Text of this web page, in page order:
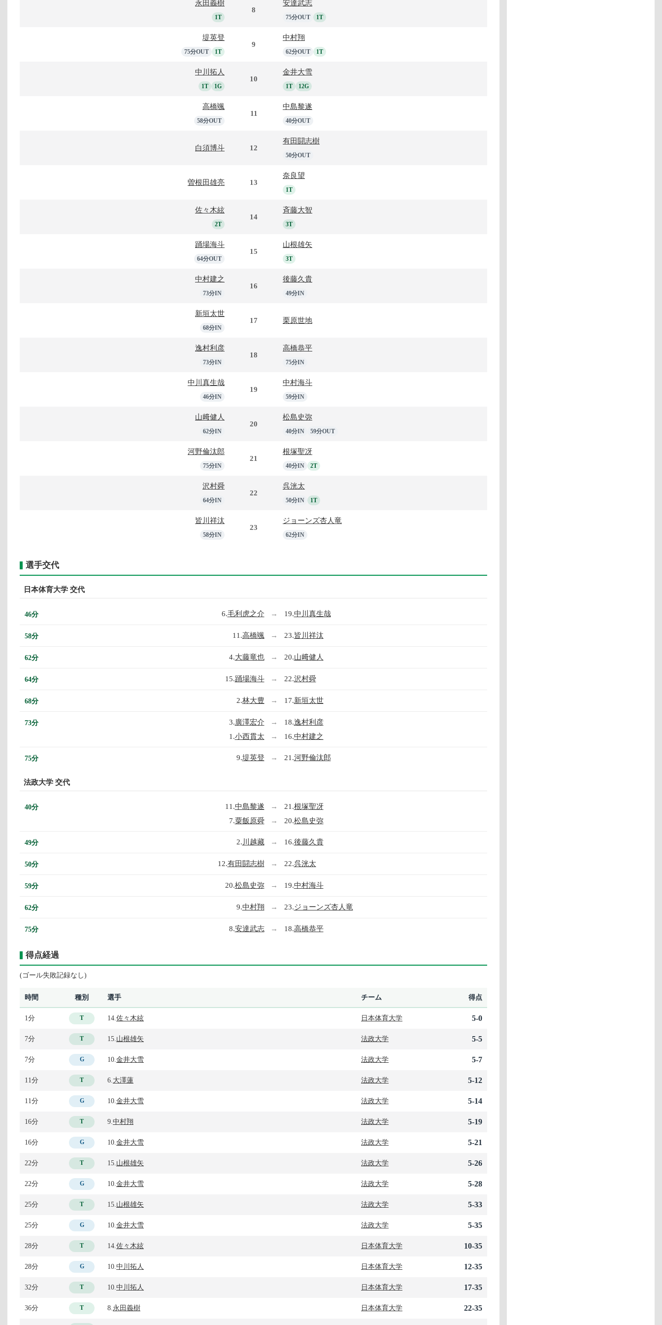
永田義樹
1T
8
安達武志
75分OUT 1T
堤英登
75分OUT 1T
9
中村翔
62分OUT 1T
中川拓人
1T 1G
10
金井大雪
1T 12G
高橋颯
58分OUT
11
中島黎遂
40分OUT
白須博斗 12
有田闘志樹
50分OUT
曽根田雄亮 13
奈良望
1T
佐々木絃
2T
14
斉藤大智
3T
踊場海斗
64分OUT
15
山根雄矢
3T
中村建之
73分IN
16
後藤久貴
49分IN
新垣太世
68分IN
17 栗原世地
逸村利彦
73分IN
18
高橋恭平
75分IN
中川真生哉
46分IN
19
中村海斗
59分IN
山﨑健人
62分IN
20
松島史弥
40分IN 59分OUT
河野倫汰郎
75分IN
21
根塚聖冴
40分IN 2T
沢村舜
64分IN
22
呉洸太
50分IN 1T
皆川祥汰
58分IN
23
ジョーンズ杏人竜
62分IN
選手交代
日本体育大学 交代
46分 6.毛利虎之介 → 19.中川真生哉
58分 11.高橋颯 → 23.皆川祥汰
62分 4.大藤竜也 → 20.山﨑健人
64分 15.踊場海斗 → 22.沢村舜
68分 2.林大豊 → 17.新垣太世
73分 3.廣澤宏介 → 18.逸村利彦
1.小西貫太 → 16.中村建之
75分 9.堤英登 → 21.河野倫汰郎
法政大学 交代
40分 11.中島黎遂 → 21.根塚聖冴
7.粟飯原舜 → 20.松島史弥
49分 2. 川越藏 → 16.後藤久貴
50分 12.有田闘志樹 → 22.呉洸太
59分 20.松島史弥 → 19.中村海斗
62分 9.中村翔 → 23.ジョーンズ杏人竜
75分 8.安達武志 → 18.高橋恭平
得点経過
(ゴール失敗記録なし)
時間 種別 選手 チーム 得点
1分 T 14. 佐々木絃 日本体育大学 5-0
7分 T 15. 山根雄矢 法政大学 5-5
7分 G 10. 金井大雪 法政大学 5-7
11分 T 6. 大澤蓮 法政大学 5-12
11分 G 10. 金井大雪 法政大学 5-14
16分 T 9. 中村翔 法政大学 5-19
16分 G 10. 金井大雪 法政大学 5-21
22分 T 15. 山根雄矢 法政大学 5-26
22分 G 10. 金井大雪 法政大学 5-28
25分 T 15. 山根雄矢 法政大学 5-33
25分 G 10. 金井大雪 法政大学 5-35
28分 T 14. 佐々木絃 日本体育大学 10-35
28分 G 10. 中川拓人 日本体育大学 12-35
32分 T 10. 中川拓人 日本体育大学 17-35
36分 T 8. 永田義樹 日本体育大学 22-35